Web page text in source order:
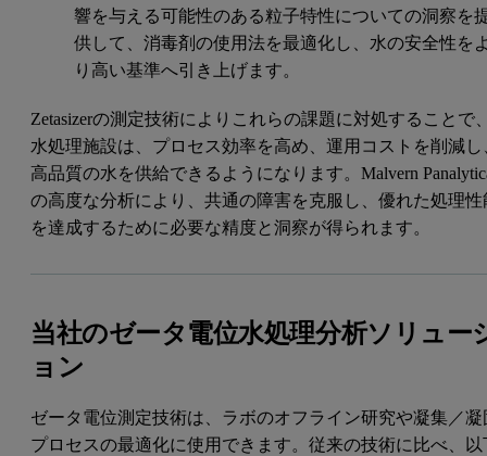
響を与える可能性のある粒子特性についての洞察を
供して、消毒剤の使用法を最適化し、水の安全性を
り高い基準へ引き上げます。
Zetasizerの測定技術によりこれらの課題に対処することで
水処理施設は、プロセス効率を高め、運用コストを削減し
高品質の水を供給できるようになります。Malvern
の高度な分析により、共通の障害を克服し、優れた処理性
を達成するために必要な精度と洞察が得られます。
当社のゼータ電位水処理分析ソリュー
ョン
ゼータ電位測定技術は、ラボのオフライン研究や凝集／凝
プロセスの最適化に使用できます。従来の技術に比べ、以